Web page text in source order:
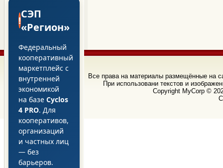
!СЭП
«Регион»
Федеральный
кооперативный
маркетплейс с
внутренней
экономикой
на базе Cyclos
4 PRO. Для
кооперативов,
организаций
и частных лиц
— без
барьеров.
Все права на материалы размещённые на
При использовани текстов и
Copyright MyCorp ©